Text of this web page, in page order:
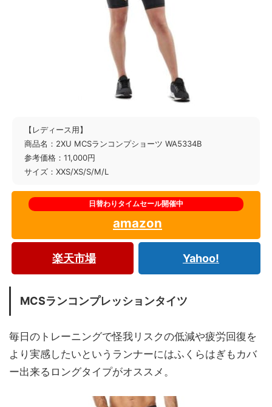
【レディース用】
商品名：2XU MCSランコンプショーツ WA5334B
参考価格：11,000円
サイズ：XXS/XS/S/M/L
amazon
楽天市場 Yahoo!
MCSランコンプレッションタイツ
毎日のトレーニングで怪我リスクの低減や疲労回復を
より実感したいというランナーにはふくらはぎもカバ
ー出来るロングタイプがオススメ。